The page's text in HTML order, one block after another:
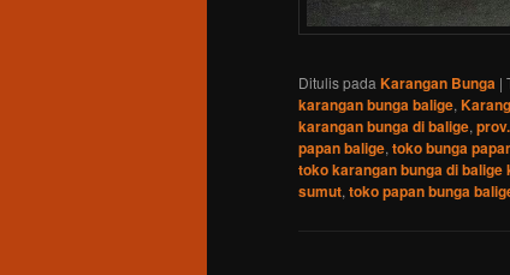
Ditulis pada Karangan Bunga |
karangan bunga balige,
karangan bunga di balige,
papan balige, toko bunga
toko karangan bunga di balige
sumut, toko papan bunga